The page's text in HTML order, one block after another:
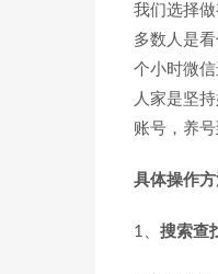
我们选择
多数人是
个小时微
人家是坚
账号，养
具体操作
1、 搜索查